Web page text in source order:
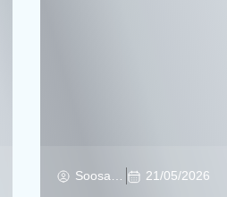
21/05/2026